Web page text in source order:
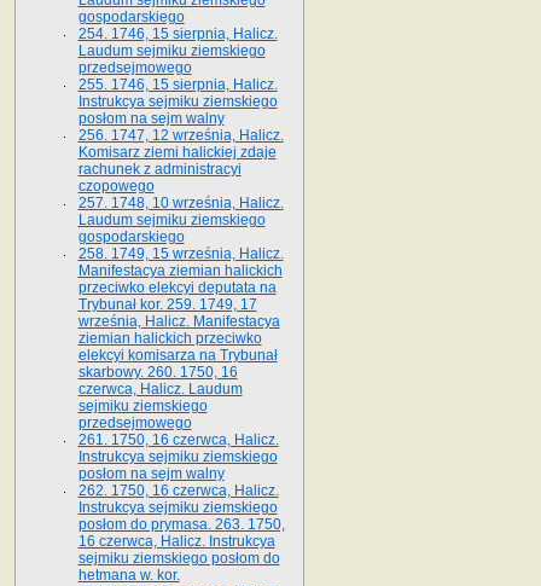
gospodarskiego
254. 1746, 15 sierpnia, Halicz.
Laudum sejmiku ziemskiego
przedsejmowego
255. 1746, 15 sierpnia, Halicz.
Instrukcya sejmiku ziemskiego
posłom na sejm walny
256. 1747, 12 września, Halicz.
Komisarz ziemi halickiej zdaje
rachunek z administracyi
czopowego
257. 1748, 10 września, Halicz.
Laudum sejmiku ziemskiego
gospodarskiego
258. 1749, 15 września, Halicz.
Manifestacya ziemian halickich
przeciwko elekcyi deputata na
Trybunał kor. 259. 1749, 17
września, Halicz. Manifestacya
ziemian halickich przeciwko
elekcyi komisarza na Trybunał
skarbowy. 260. 1750, 16
czerwca, Halicz. Laudum
sejmiku ziemskiego
przedsejmowego
261. 1750, 16 czerwca, Halicz.
Instrukcya sejmiku ziemskiego
posłom na sejm walny
262. 1750, 16 czerwca, Halicz.
Instrukcya sejmiku ziemskiego
posłom do prymasa. 263. 1750,
16 czerwca, Halicz. Instrukcya
sejmiku ziemskiego posłom do
hetmana w. kor.